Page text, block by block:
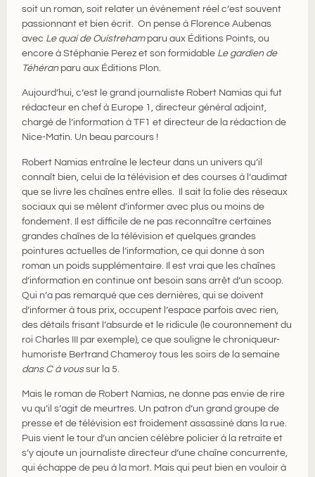
soit un roman, soit relater un événement réel c’est souvent
passionnant et bien écrit. On pense à Florence Aubenas
avec Le quai de Ouistrehamparu aux Éditions Points, ou
encore à Stéphanie Perez et son formidable Le gardien de
Téhéran paru aux Éditions Plon.
Aujourd’hui, c’est le grand journaliste Robert Namias qui fut
rédacteur en chef à Europe 1, directeur général adjoint,
chargé de l’information à TF1 et directeur de la rédaction de
Nice-Matin. Un beau parcours !
Robert Namias entraîne le lecteur dans un univers qu’il
connaît bien, celui de la télévision et des courses à l’audimat
que se livre les chaînes entre elles. Il sait la folie des réseaux
sociaux qui se mêlent d’informer avec plus ou moins de
fondement. Il est difficile de ne pas reconnaître certaines
grandes chaînes de la télévision et quelques grandes
pointures actuelles de l’information, ce qui donne à son
roman un poids supplémentaire. Il est vrai que les chaînes
d’information en continue ont besoin sans arrêt d’un scoop.
Qui n’a pas remarqué que ces dernières, qui se doivent
d’informer à tous prix, occupent l’espace parfois avec rien,
des détails frisant l’absurde et le ridicule (le couronnement du
roi Charles III par exemple), ce que souligne le chroniqueur-
humoriste Bertrand Chameroy tous les soirs de la semaine
dans C à voussur la 5.
Mais le roman de Robert Namias, ne donne pas envie de rire
vu qu’il s’agit de meurtres. Un patron d’un grand groupe de
presse et de télévision est froidement assassiné dans la rue.
Puis vient le tour d’un ancien célèbre policier à la retraite et
s’y ajoute un journaliste directeur d’une chaîne concurrente,
qui échappe de peu à la mort. Mais qui peut bien en vouloir à